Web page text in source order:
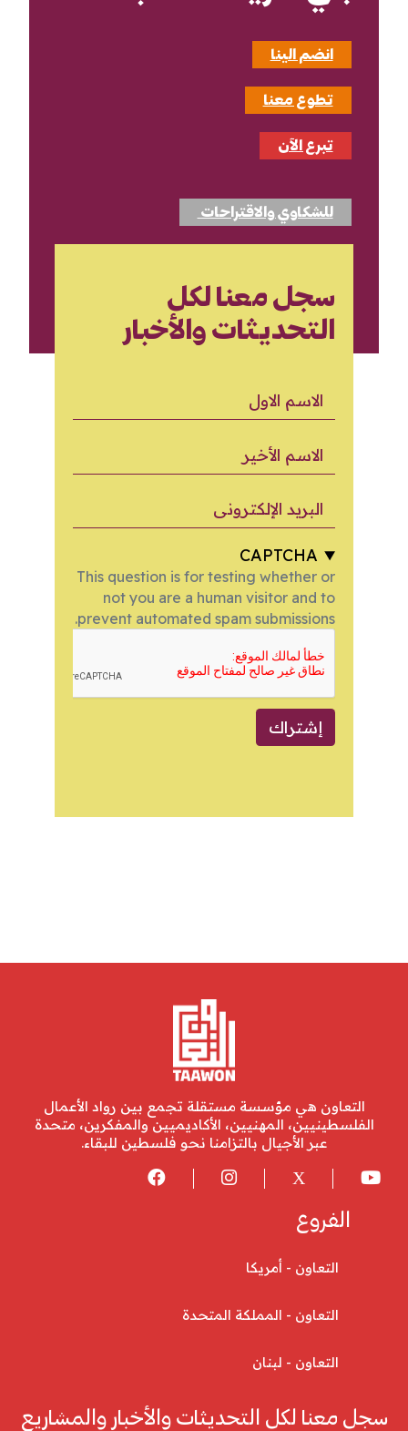
انضم الينا
تطوع معنا
تبرع الآن
للشكاوي والاقتراحات
سجل معنا لكل
التحديثات والأخبار
الاسم الاول
البريد الإلكتروني
CAPTCHA
This question is for testing whether or
not you are a human visitor and to
prevent automated spam submissions.
إشتراك
التعاون هي مؤسسة مستقلة تجمع بين رواد الأعمال
الفلسطينيين، المهنيين، الأكاديميين والمفكرين، متحدة
عبر الأجيال بالتزامنا نحو فلسطين للبقاء.
الفروع
التعاون - أمريكا
التعاون - المملكة المتحدة
التعاون - لبنان
سجل معنا لكل التحديثات والأخبار والمشاريع